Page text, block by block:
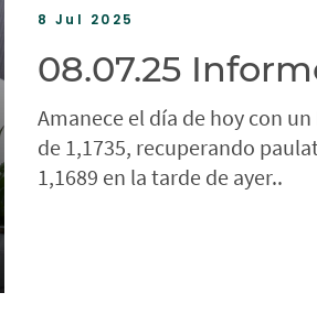
8 Jul 2025
08.07.25
Amanece el día de hoy con
de 1,1735, recuperando
1,1689 en la tarde de ayer..